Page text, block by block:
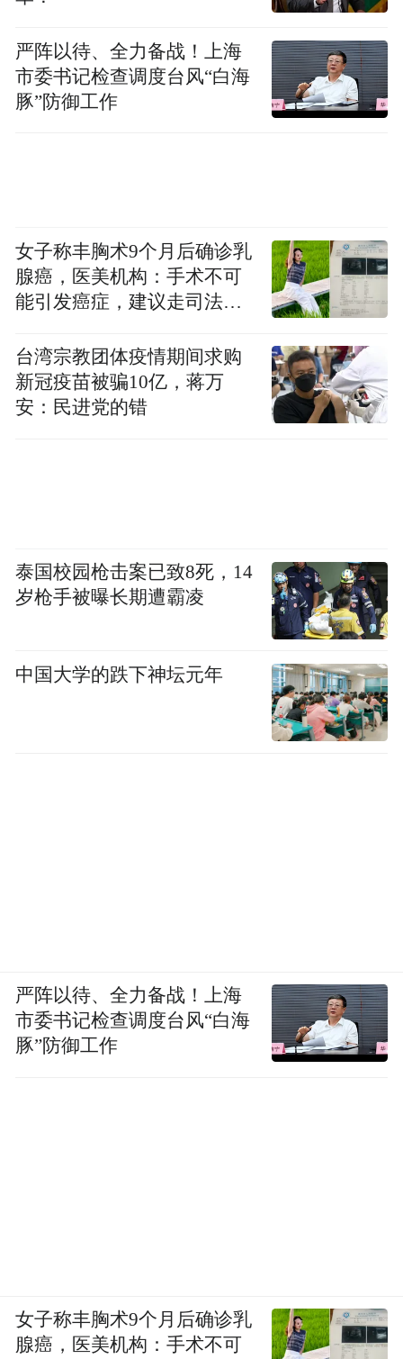
严阵以待、全力备战！上海
市委书记检查调度台风“白海
豚”防御工作
女子称丰胸术9个月后确诊乳
腺癌，医美机构：手术不可
能引发癌症，建议走司法途
台湾宗教团体疫情期间求购
新冠疫苗被骗10亿，蒋万
安：民进党的错
泰国校园枪击案已致8死，14
岁枪手被曝长期遭霸凌
中国大学的跌下神坛元年
严阵以待、全力备战！上海
市委书记检查调度台风“白海
豚”防御工作
女子称丰胸术9个月后确诊乳
腺癌，医美机构：手术不可